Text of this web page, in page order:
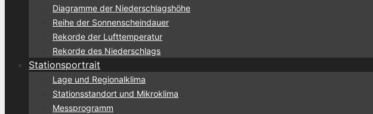
Diagramme der Niederschlagshöhe
Reihe der Sonnenscheindauer
Rekorde der Lufttemperatur
Rekorde des Niederschlags
Stationsportrait
Lage und Regionalklima
Stationsstandort und Mikroklima
Messprogramm